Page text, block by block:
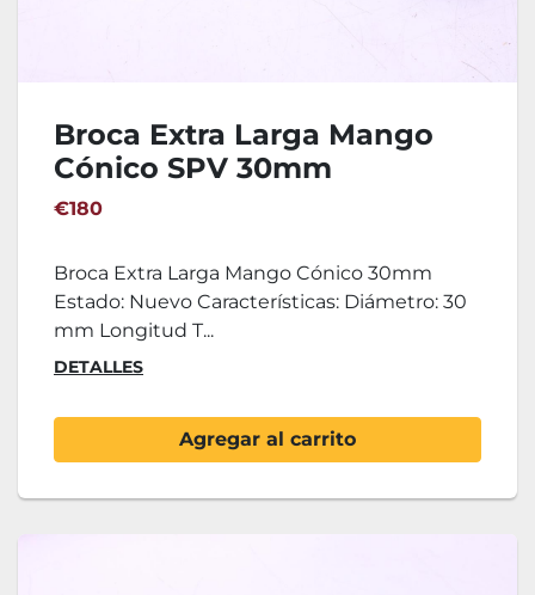
Broca Extra Larga Mango
Cónico SPV 30mm
€180
Broca Extra Larga Mango Cónico 30mm
Estado: Nuevo Características: Diámetro: 30
mm Longitud T...
DETALLES
Agregar al carrito